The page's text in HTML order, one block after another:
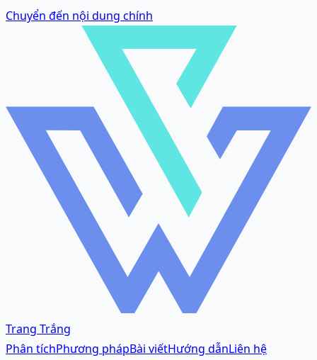
Chuyển đến nội dung chính
Trang Trắng
Phân tíchPhương phápBài viếtHướng dẫnLiên hệ